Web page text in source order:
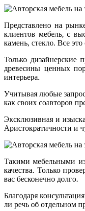
Представлено на
клиентов мебель, с
камень, стекло. Все
Только дизайнерские
древесины ценных
интерьера.
Учитывая любые
как своих соавторов
Эксклюзивная и
Аристократичности и
Такими мебельными
качества. Только
вас бесконечно долго.
Благодаря
ли речь об отдельном